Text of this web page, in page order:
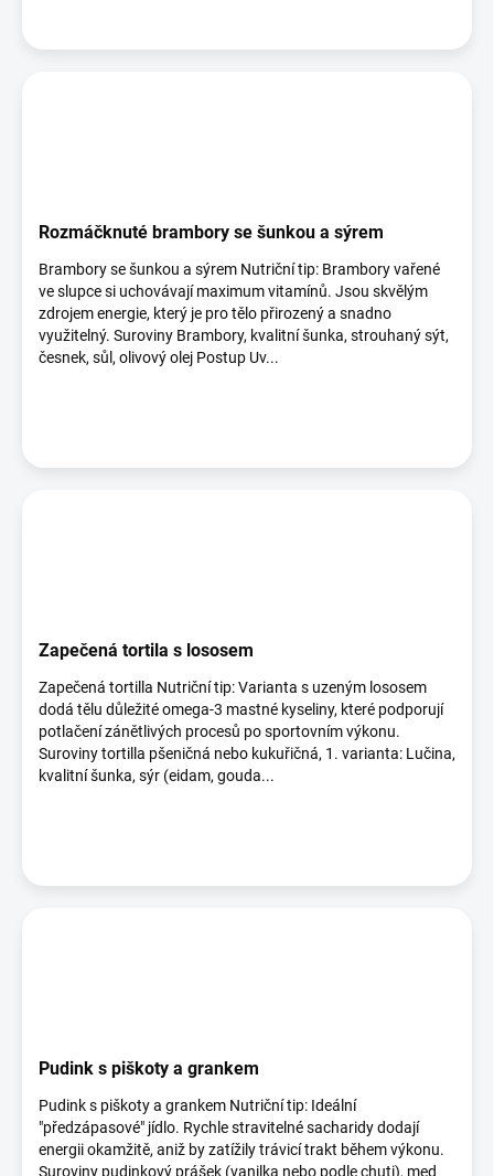
Rozmáčknuté brambory se šunkou a sýrem
Brambory se šunkou a sýrem Nutriční tip: Brambory vařené
ve slupce si uchovávají maximum vitamínů. Jsou skvělým
zdrojem energie, který je pro tělo přirozený a snadno
využitelný. Suroviny Brambory, kvalitní šunka, strouhaný sýt,
česnek, sůl, olivový olej Postup Uv...
Zapečená tortila s lososem
Zapečená tortilla Nutriční tip: Varianta s uzeným lososem
dodá tělu důležité omega-3 mastné kyseliny, které podporují
potlačení zánětlivých procesů po sportovním výkonu.
Suroviny tortilla pšeničná nebo kukuřičná, 1. varianta: Lučina,
kvalitní šunka, sýr (eidam, gouda...
Pudink s piškoty a grankem
Pudink s piškoty a grankem Nutriční tip: Ideální
"předzápasové" jídlo. Rychle stravitelné sacharidy dodají
energii okamžitě, aniž by zatížily trávicí trakt během výkonu.
Suroviny pudinkový prášek (vanilka nebo podle chuti), med